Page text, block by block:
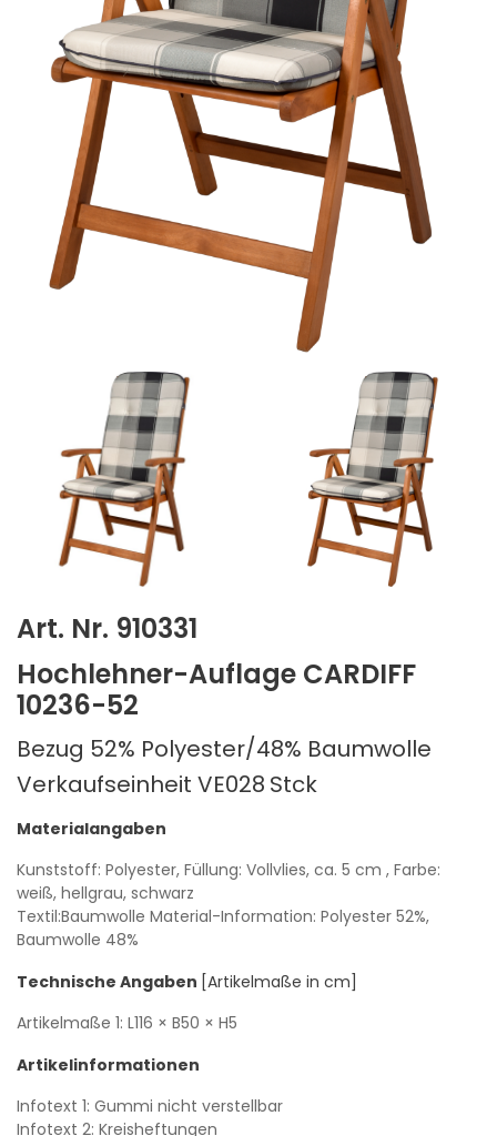
Art. Nr. 910331
Hochlehner-Auflage CARDIFF
10236-52
Bezug 52% Polyester/48% Baumwolle
Verkaufseinheit VE028 Stck
Materialangaben
Kunststoff: Polyester, Füllung: Vollvlies, ca. 5 cm , Farbe:
weiß, hellgrau, schwarz
Textil:Baumwolle Material-Information: Polyester 52%,
Baumwolle 48%
Technische Angaben [Artikelmaße in cm]
Artikelmaße 1: L116 × B50 × H5
Artikelinformationen
Infotext 1: Gummi nicht verstellbar
Infotext 2: Kreisheftungen